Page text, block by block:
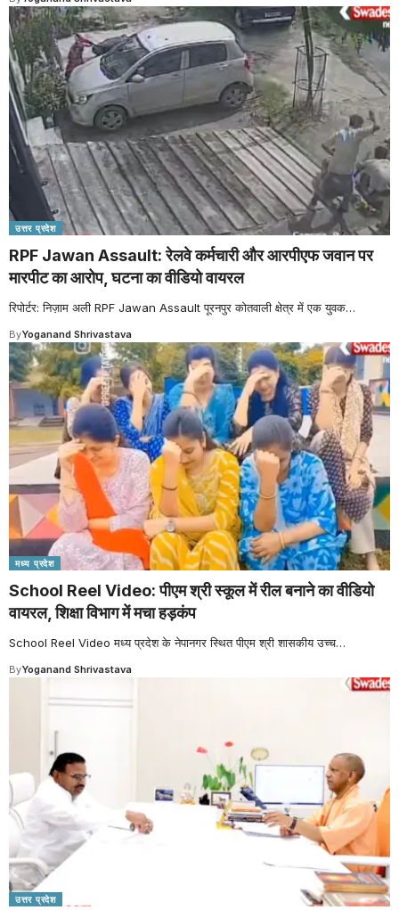
उत्तर प्रदेश
RPF Jawan Assault: रेलवे कर्मचारी और आरपीएफ जवान पर
मारपीट का आरोप, घटना का वीडियो वायरल
रिपोर्टर: निज़ाम अली RPF Jawan Assault पूरनपुर कोतवाली क्षेत्र में एक युवक…
ByYoganand Shrivastava
मध्य प्रदेश
School Reel Video: पीएम श्री स्कूल में रील बनाने का वीडियो
वायरल, शिक्षा विभाग में मचा हड़कंप
School Reel Video मध्य प्रदेश के नेपानगर स्थित पीएम श्री शासकीय उच्च…
ByYoganand Shrivastava
उत्तर प्रदेश